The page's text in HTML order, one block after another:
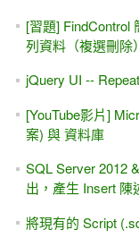
[習題] FindControl
列資料（複選刪除
jQuery UI --
[YouTube影片]
案) 與 資料庫
SQL Server 2012
出，產生 Insert 陳
將現有的 Script